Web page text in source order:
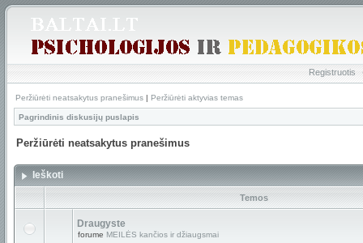
Registruotis
Peržiūrėti neatsakytus pranešimus | Peržiūrėti aktyvias temas
Pagrindinis diskusijų puslapis
Peržiūrėti neatsakytus pranešimus
Ieškoti
Temos
Draugyste
forume MEILĖS kančios ir džiaugsmai